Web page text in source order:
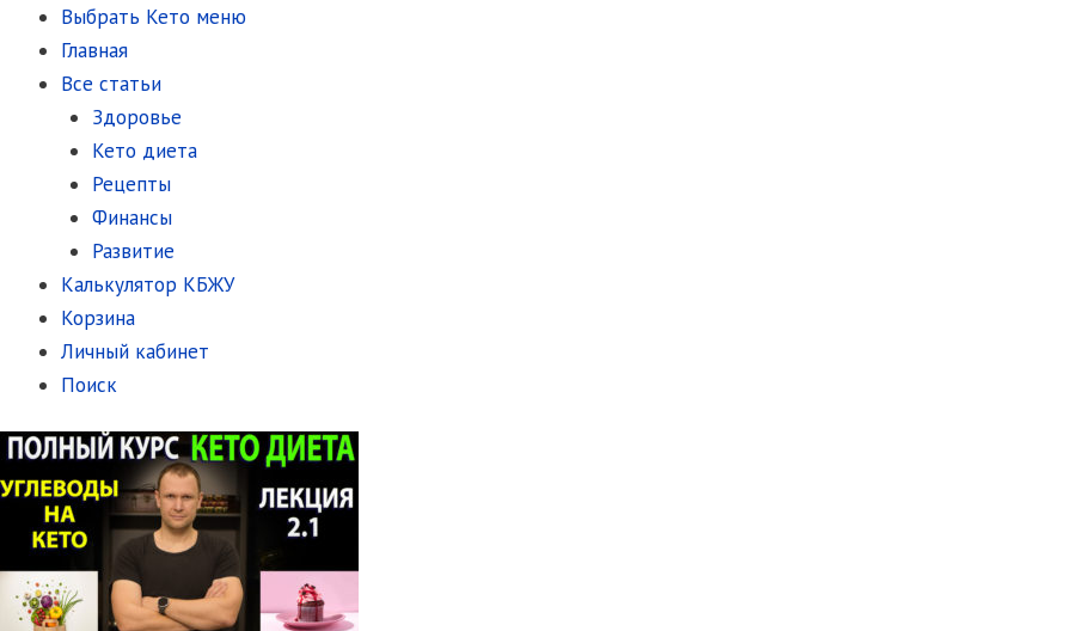
Выбрать Кето меню
Главная
Все статьи
Здоровье
Кето диета
Рецепты
Финансы
Развитие
Калькулятор КБЖУ
Корзина
Личный кабинет
Поиск